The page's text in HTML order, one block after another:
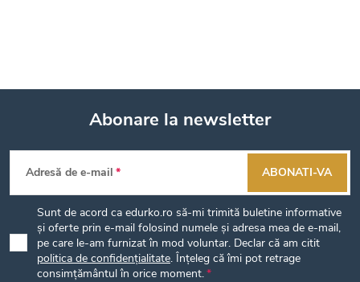
S
u
b
Abonare la newsletter
Adresă de e-mail
Sunt de acord ca edurko.ro să-mi trimită buletine informative
și oferte prin e-mail folosind numele și adresa mea de e-mail,
pe care le-am furnizat în mod voluntar. Declar că am citit
politica de confidențialitate. Înțeleg că îmi pot retrage
consimțământul în orice moment.
ABONATI-VA